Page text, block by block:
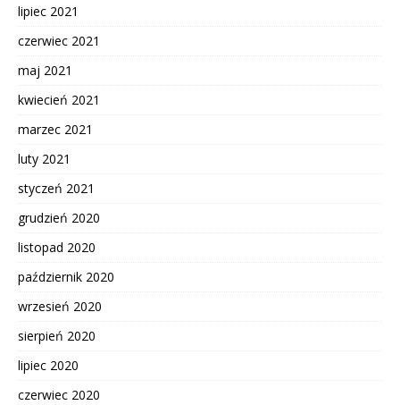
lipiec 2021
czerwiec 2021
maj 2021
kwiecień 2021
marzec 2021
luty 2021
styczeń 2021
grudzień 2020
listopad 2020
październik 2020
wrzesień 2020
sierpień 2020
lipiec 2020
czerwiec 2020